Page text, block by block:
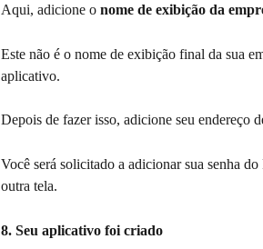
Aqui, adicione o nome de exibição da
Este não é o nome de exibição final da sua
aplicativo.
Depois de fazer isso, adicione seu endereço
Você será solicitado a adicionar sua senha
outra tela.
8. Seu aplicativo foi criado